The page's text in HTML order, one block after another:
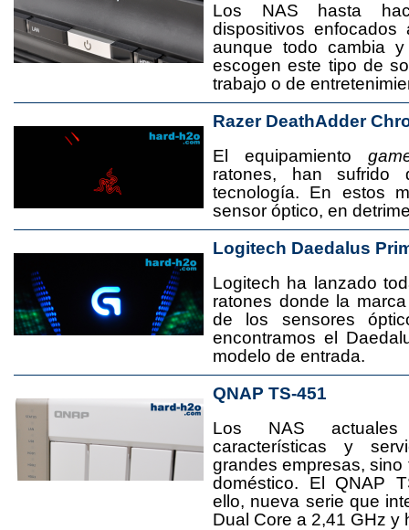
Los NAS hasta
dispositivos
aunque todo cambia
escogen este tipo de
trabajo o de
Razer DeathAdder
El equipamiento
ratones, han sufrido
tecnología. En estos
sensor óptico, en
Logitech Daedalus
Logitech ha lanzado
ratones donde la
de los sensores
encontramos el
modelo de entrada.
QNAP TS-451
Los NAS
características y
grandes empresas,
doméstico. El QNAP
ello, nueva serie que
Dual Core a 2,41 GHz y